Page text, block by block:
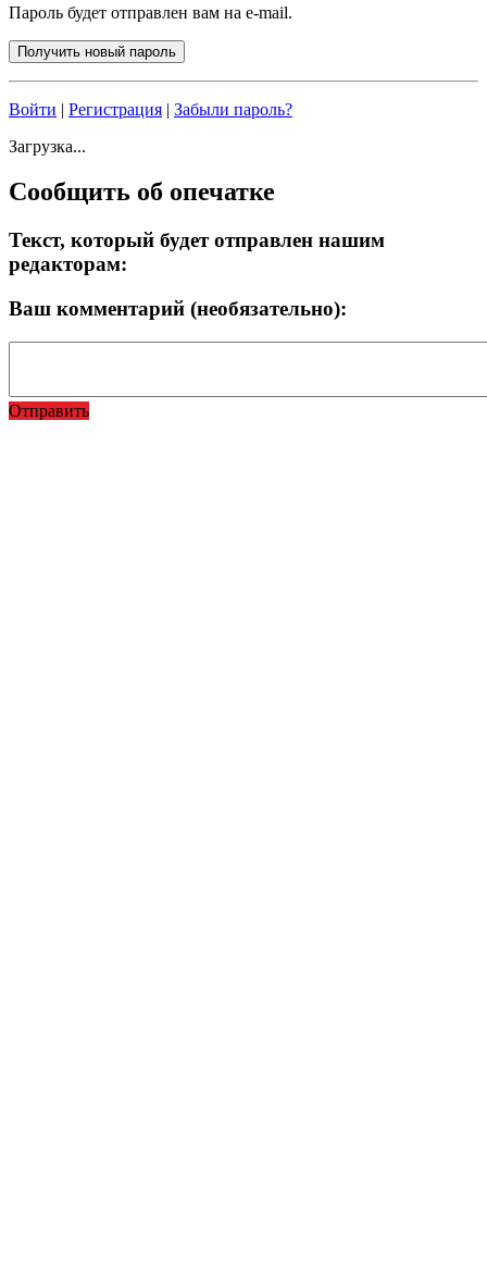
Пароль будет отправлен вам на e-mail.
Войти | Регистрация | Забыли пароль?
Загрузка...
Сообщить об опечатке
Текст, который будет отправлен нашим
редакторам:
Ваш комментарий (необязательно):
Отправить